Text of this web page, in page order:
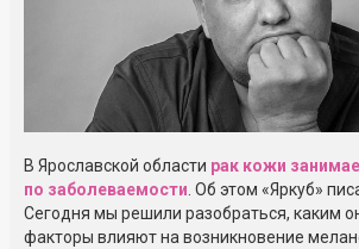
В Ярославской области рак кожи
по заболеваемости. Об этом «Яркуб»
Сегодня мы решили разобраться, каким
факторы влияют на возникновение